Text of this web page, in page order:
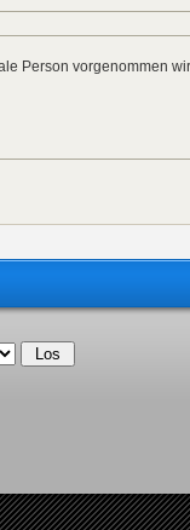
Person vorgenommen